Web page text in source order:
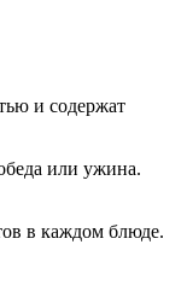
и содержат
или ужина.
в каждом блюде.